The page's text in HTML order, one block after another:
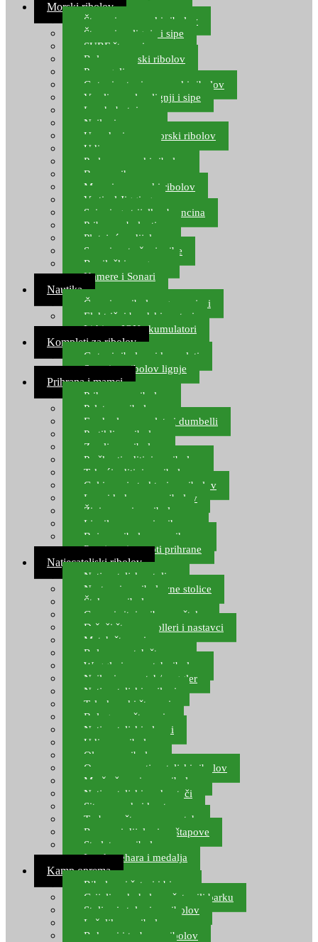
Morski ribolov
Štapovi za morski ribolov
Štapovi za lignje i sipe
SURF štapovi
Role za morski ribolov
Parangali
Gotovi setovi za morski ribolov
Varalice za lov lignji i sipe
Lov hobotnice
Najloni za more
Upredenice za morski ribolov
Udice za more
Perle za morski ribolov
Brum prihrana za more
Mamci za morski ribolov
Vertical Jigging
Spinning strijelke, brancina
Pribor za bolentino
Plutajuća odijela
Sonari za traženje ribe
Ronilački program
Kamere i Sonari
Nautika
Čamci za ribolov, gumenjaci
Električni brodski motori
Lithium ION akumulatori
Kompleti za ribolov
Gotovi ribolovni kompleti
Setovi za ribolov lignje
Prihrana i mamci
Prihrana za ribolov
Pelete za ribolov
Feeder lovne pelete i dumbelli
Partikli za ribolov
Zemlja za ribolov
Praškasti aditivi za ribolov
Tekući aditivi za ribolov
Gel i sprej atraktori za ribolov
Lovni kukuruz za ribolov
Živi mamci za ribolov
Ljepilo za crve i prihranu
Boje za ribolovnu prihranu
Provjereni recepti prihrane
Natjecateljski ribolov
Natjecateljske stolice
Nastavci za ribolovne stolice
Šteke za ribolov
Gume i sitni pribor za šteku
Držači štapova rolleri i nastavci
Match štapovi
Role za match štapove
Waggleri za match ribolov
Najloni za match/waggler
Natjecateljski najloni
Teleskopski štapovi
Bolognese štapovi
Natjecateljski plovci
Udice za ribolov
Olovo za ribolov
Oprema za natjecateljski ribolov
Mreže čuvarice za ribolov
Natjecateljski podmetači
Sito, posude i kante
Torbe za štapove – match
Rezervni dijelovi za štapove
Starlete za ribolov
Izrada pehara i medalja
Kamp oprema
Ribolovni šatori i bivvy
Grijalice, kuhala za šator ili barku
Stolice i stolovi za ribolov
Ležaljke za ribolov
Ruksaci i torbe za ribolov